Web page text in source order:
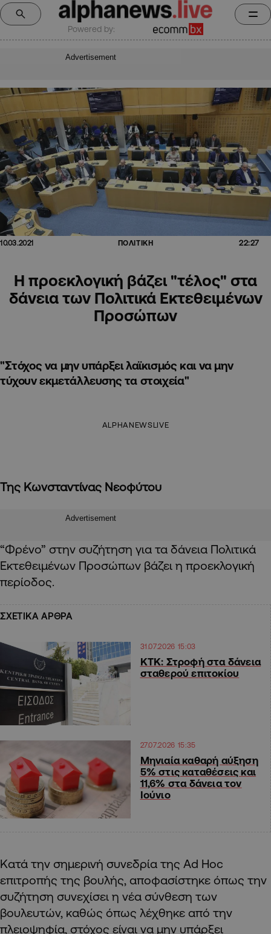
Powered by:
Advertisement
10.03.2021 ΠΟΛΙΤΙΚΗ 22:27
Η προεκλογική βάζει "τέλος" στα
δάνεια των Πολιτικά Εκτεθειμένων
Προσώπων
"Στόχος να μην υπάρξει λαϊκισμός και να μην
τύχουν εκμετάλλευσης τα στοιχεία"
ALPHANEWSLIVE
Της Κωνσταντίνας Νεοφύτου
Advertisement
“Φρένο” στην συζήτηση για τα δάνεια Πολιτικά
Εκτεθειμένων Προσώπων βάζει η προεκλογική
περίοδος.
ΣΧΕΤΙΚΑ ΑΡΘΡΑ
31.07.2026 15:03
ΚΤΚ: Στροφή στα δάνεια
σταθερού επιτοκίου
27.07.2026 15:35
Μηνιαία καθαρή αύξηση
5% στις καταθέσεις και
11,6% στα δάνεια τον
Ιούνιο
Κατά την σημερινή συνεδρία της Ad Hoc
επιτροπής της βουλής, αποφασίστηκε όπως την
συζήτηση συνεχίσει η νέα σύνθεση των
βουλευτών, καθώς όπως λέχθηκε από την
πλειοψηφία, στόχος είναι να μην υπάρξει